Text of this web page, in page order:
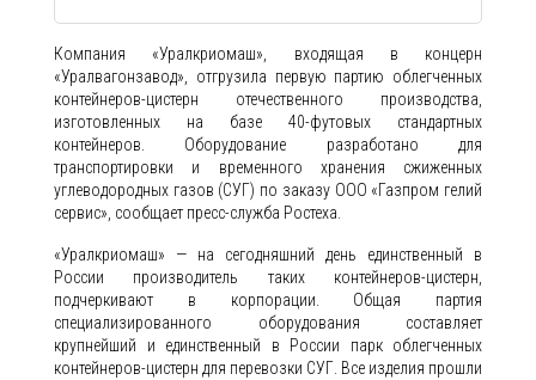
Компания «Уралкриомаш», входящая в концерн
«Уралвагонзавод», отгрузила первую партию облегченных
контейнеров-цистерн отечественного производства,
изготовленных на базе 40-футовых стандартных
контейнеров. Оборудование разработано для
транспортировки и временного хранения сжиженных
углеводородных газов (СУГ) по заказу ООО «Газпром гелий
сервис», сообщает пресс-служба Ростеха.
«Уралкриомаш» — на сегодняшний день единственный в
России производитель таких контейнеров-цистерн,
подчеркивают в корпорации. Общая партия
специализированного оборудования составляет
крупнейший и единственный в России парк облегченных
контейнеров-цистерн для перевозки СУГ. Все изделия прошли